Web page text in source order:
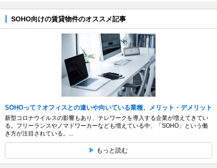
SOHO向けの賃貸物件のオススメ記事
SOHOって？オフィスとの違いや向いている業種、メリット・デメリット
新型コロナウイルスの影響もあり、テレワークを導入する企業が増えてきてい
る。フリーランスやノマドワーカーなども増えている中、「SOHO」という働
き方が注目されている。...
もっと読む